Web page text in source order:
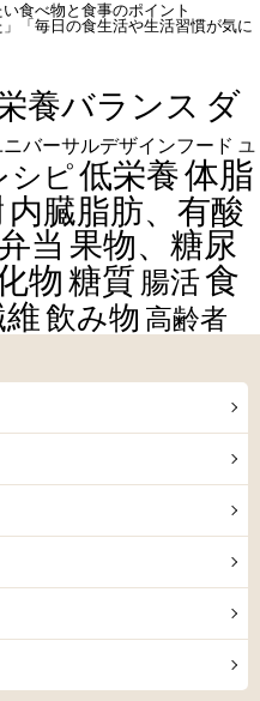
食べ物と食事のポイント
「毎日の食生活や生活習慣が気に
養バランス ダ
ニバーサルデザインフード ユ
シピ低栄養体脂
内臓脂肪、有酸
当 果物、糖尿
物糖質 腸活食
飲み物 高齢者